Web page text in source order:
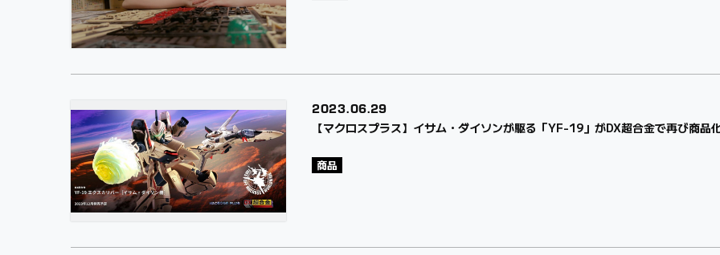
2023.06.29
【マクロスプラス】イサム・ダイソンが駆る「YF-19」がDX超合金で再び商品
商品